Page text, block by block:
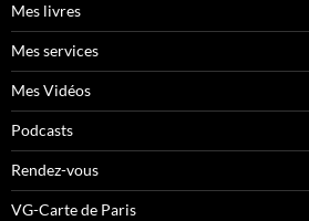
Mes livres
Mes services
Mes Vidéos
Podcasts
Rendez-vous
VG-Carte de Paris